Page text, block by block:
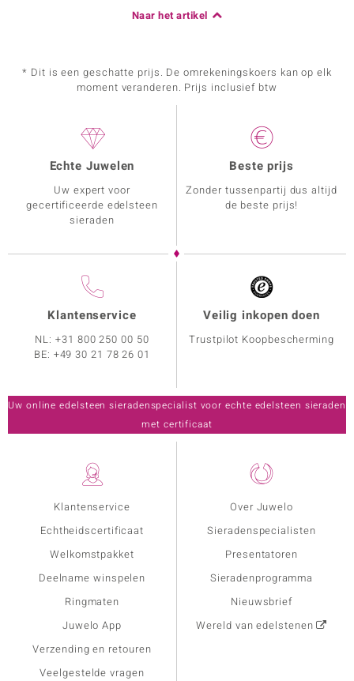
Naar het artikel
* Dit is een geschatte prijs. De omrekeningskoers kan op elk
moment veranderen. Prijs inclusief btw
Klantenservice
Echtheidscertificaat
Welkomstpakket
Deelname winspelen
Ringmaten
Juwelo App
Verzending en retouren
Veelgestelde vragen
Over Juwelo
Sieradenspecialisten
Presentatoren
Sieradenprogramma
Nieuwsbrief
Wereld van edelstenen
Echte Juwelen
Uw expert voor
gecertificeerde edelsteen
sieraden
Beste prijs
Zonder tussenpartij dus altijd
de beste prijs!
Klantenservice
NL:+31 800 250 00 50
BE: +49 30 21 78 26 01
Veilig inkopen doen
Trustpilot Koopbescherming
Uw online edelsteen sieradenspecialist voor echte edelsteen sieraden
met certificaat